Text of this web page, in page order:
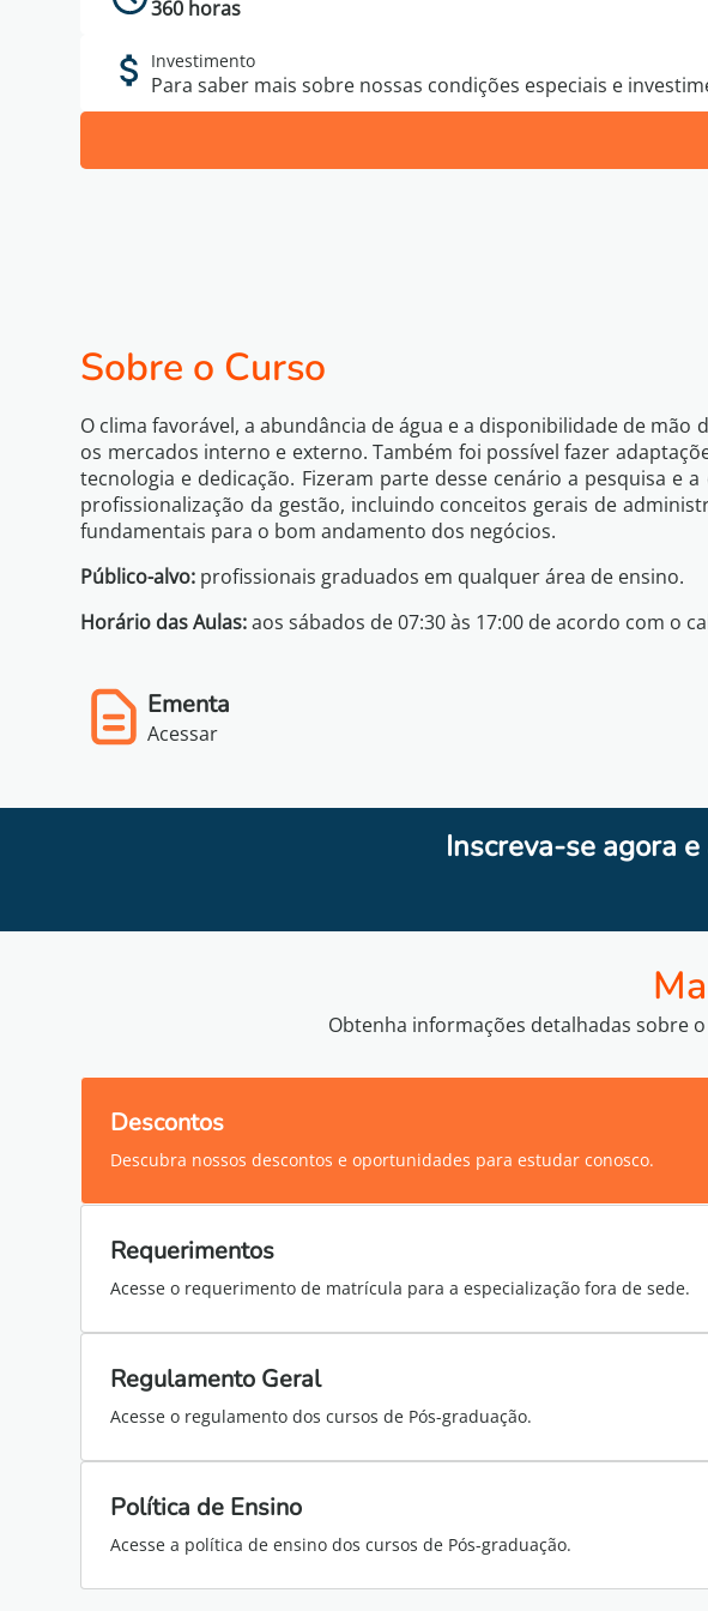
360 horas
Investimento
Para saber mais sobre nossas condições especiais e
Sobre o Curso
O clima favorável, a abundância de água e a disponibilidade de
os mercados interno e externo. Também foi possível fazer
tecnologia e dedicação. Fizeram parte desse cenário a pesquisa
profissionalização da gestão, incluindo conceitos gerais de
fundamentais para o bom andamento dos negócios.
Público-alvo: profissionais graduados em qualquer área de ensino.
Horário das Aulas:aos sábados de 07:30 às 17:00 de acordo com o
Ementa
Acessar
Inscreva-se agora
Obtenha informações detalhadas sobre
Descontos
Descubra nossos descontos e oportunidades para estudar conosco.
Requerimentos
Acesse o requerimento de matrícula para a especialização fora de sede.
Regulamento Geral
Acesse o regulamento dos cursos de Pós-graduação.
Política de Ensino
Acesse a política de ensino dos cursos de Pós-graduação.